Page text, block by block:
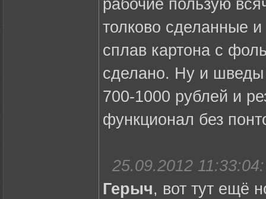
рабочие пользую
толково сделанные
сплав картона с
сделано. Ну и шведы
700-1000 рублей и
функционал без
25.09.2012 11:33:04:
Герыч, вот тут ещё